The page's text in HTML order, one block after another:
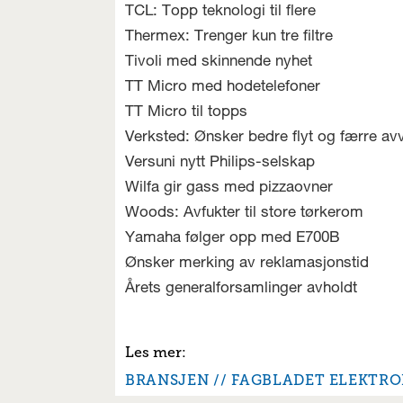
TCL: Topp teknologi til flere
Thermex: Trenger kun tre filtre
Tivoli med skinnende nyhet
TT Micro med hodetelefoner
TT Micro til topps
Verksted: Ønsker bedre flyt og færre
Versuni nytt Philips-selskap
Wilfa gir gass med pizzaovner
Woods: Avfukter til store tørkerom
Yamaha følger opp med E700B
Ønsker merking av reklamasjonstid
Årets generalforsamlinger avholdt
BRANSJEN FAGBLADET